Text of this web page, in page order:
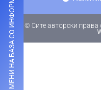
МЕНИ НА БАЗА СО ИНФОРМАЦИИ
2025 © Сите авторски